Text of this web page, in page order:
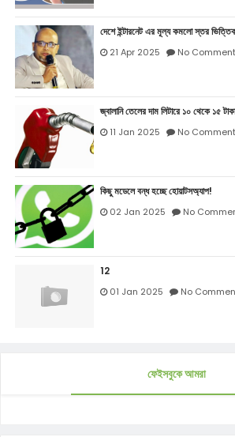
দেশে ইন্টারনেট এর মূল্য কমলো স্তর
21 Apr 2025 No
জ্বালানি তেলের দাম লিটারে ১০ থেকে ১৫
11 Jan 2025 No
কিছু মডেলে বন্ধ হচ্ছে হোয়াটসঅ্যাপ!
02 Jan 2025 No
12
01 Jan 2025 No
ফেইসবুকে আমরা